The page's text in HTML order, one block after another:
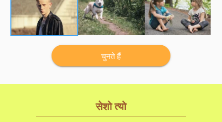
चुनते हैं
सेशो त्यो